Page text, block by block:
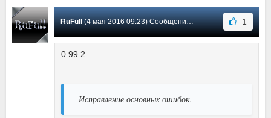
RuFull(4 мая 2016 09:23) Сообщение #19 1
0.99.2
Исправление основных ошибок.